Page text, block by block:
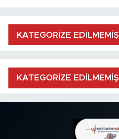
KATEGORİZE EDİLMEMİŞ
KATEGORİZE EDİLMEMİŞ